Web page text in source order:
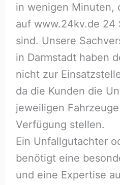
in wenigen Minuten,
auf www.24kv.de 24
sind. Unsere
in Darmstadt haben
nicht zur
da die Kunden die
jeweiligen
Verfügung stellen.
Ein Unfallgutachter
benötigt eine
und eine Expertise